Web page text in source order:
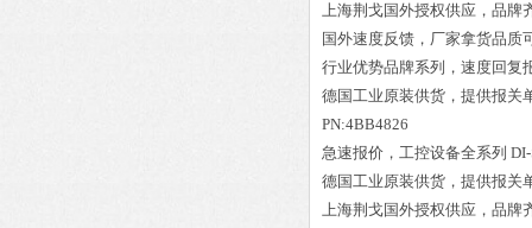
上海荆戈国外授权供应，品牌
国外速度反馈，厂家拿货品质
行业优势品牌系列，速度回复
德国工业原装供货，提供报关
PN:4BB4826
急速报价，工控设备全系列
德国工业原装供货，提供报关
上海荆戈国外授权供应，品牌